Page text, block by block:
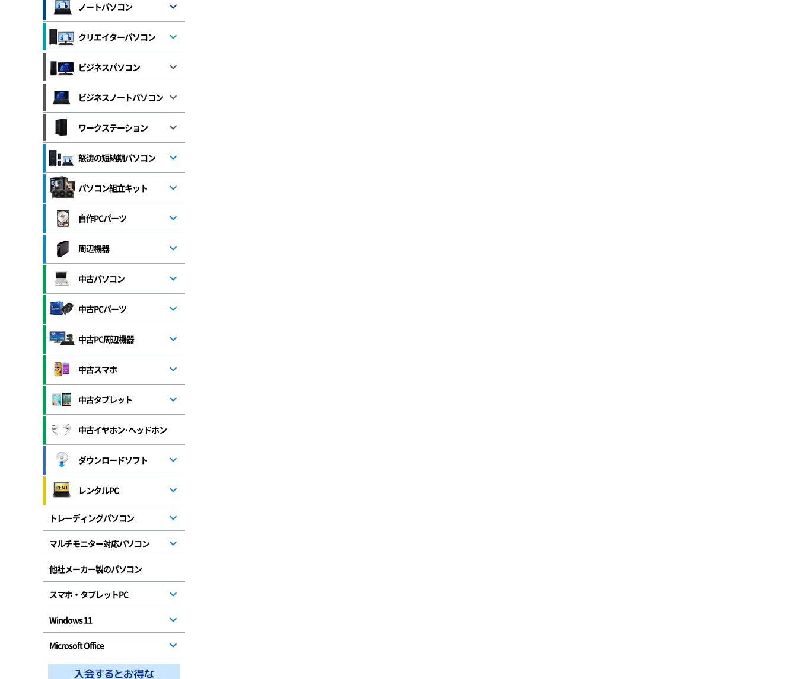
ノートパソコン
クリエイターパソコン
ビジネスパソコン
ビジネスノートパソコン
ワークステーション
怒涛の短納期パソコン
パソコン組立キット
自作PCパーツ
周辺機器
中古パソコン
中古PCパーツ
中古PC周辺機器
中古スマホ
中古タブレット
中古イヤホン･ヘッドホン
ダウンロードソフト
レンタルPC
トレーディングパソコン
マルチモニター対応パソコン
他社メーカー製のパソコン
スマホ・タブレットPC
Windows 11
Microsoft Office